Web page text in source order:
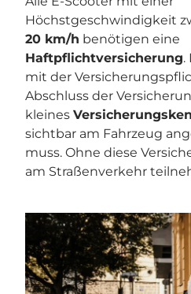
Höchstgeschwindigkeit
20 km/h benötigen eine
Haftpflichtversicherung.
mit der
Abschluss der
kleines
sichtbar am Fahrzeug
muss. Ohne diese
am Straßenverkehr